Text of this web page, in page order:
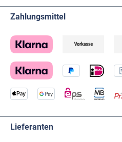
Zahlungsmittel
Lieferanten